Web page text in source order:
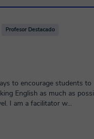
Profesor Destacado
to encourage students to
English as much as
I am a facilitator w...